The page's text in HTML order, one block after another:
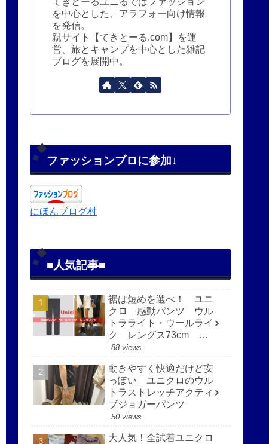
を中心とした、アラフォー向け情報
を発信。
親サイト【てきとーる.com】を運
営、旅とキャンプを中心とした雑記
ブログを展開中。
ファッションブロに参加↓
にほんブログ村
■人気記事■
裾は短めを選べ！ ユニ
クロ 感動パンツ ウル
トラライト・ウールライ
ク レングス73cm 快
適で見た目もすっきり
88 views
動きやすく快適だけど安
っぽい ユニクロのウル
トラストレッチアクティ
ブジョガーパンツ
50 views
大人気！全試着ユニクロ